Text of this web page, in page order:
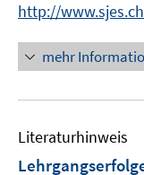
n
e
u
F
http://
mehr
Literaturhinweis